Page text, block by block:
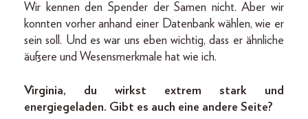
Wir kennen den Spender der Samen nicht. Aber wir
konnten vorher anhand einer Datenbank wählen, wie er
sein soll. Und es war uns eben wichtig, dass er ähnliche
äußere und Wesensmerkmale hat wie ich.
Virginia, du wirkst extrem stark und
energiegeladen. Gibt es auch eine andere Seite?